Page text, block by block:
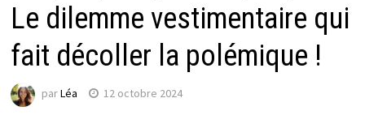
Le dilemme vestimentaire qui
fait décoller la polémique !
parLéa 12 octobre 2024